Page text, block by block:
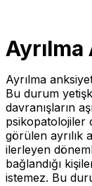
Ayrılma
Bu durum
davranışların
psikopatolojiler
görülen ayrılık
ilerleyen
bağlandığı
istemez. Bu